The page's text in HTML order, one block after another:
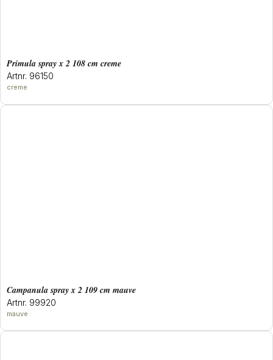
primula spray x 2 108 cm creme
Artnr. 96150
creme
campanula spray x 2 109 cm mauve
Artnr. 99920
mauve